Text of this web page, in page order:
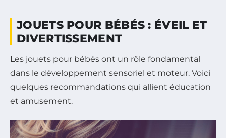
JOUETS POUR BÉBÉS : ÉVEIL ET
DIVERTISSEMENT
Les jouets pour bébés ont un rôle fondamental
dans le développement sensoriel et moteur. Voici
quelques recommandations qui allient éducation
et amusement.